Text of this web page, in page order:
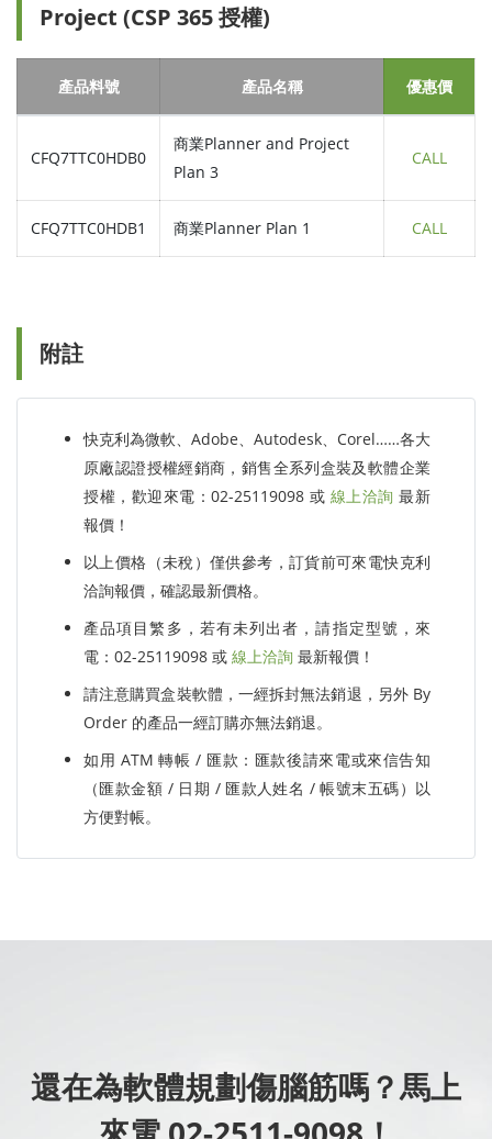
Project (CSP 365 授權)
產品料號 產品名稱 優惠價
CFQ7TTC0HDB0
商業Planner and Project
Plan 3
CALL
CFQ7TTC0HDB1 商業Planner Plan 1 CALL
附註
快克利為微軟、Adobe、Autodesk、Corel……各大
原廠認證授權經銷商，銷售全系列盒裝及軟體企業
授權，歡迎來電：02-25119098 或 線上洽詢 最新
報價！
以上價格（未稅）僅供參考，訂貨前可來電快克利
洽詢報價，確認最新價格。
產品項目繁多，若有未列出者，請指定型號，來
電：02-25119098 或 線上洽詢 最新報價！
請注意購買盒裝軟體，一經拆封無法銷退，另外 By
Order 的產品一經訂購亦無法銷退。
如用 ATM 轉帳 / 匯款：匯款後請來電或來信告知
（匯款金額 / 日期 / 匯款人姓名 / 帳號末五碼）以
方便對帳。
還在為軟體規劃傷腦筋嗎？馬上